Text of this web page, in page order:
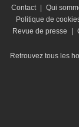
Contact Qui
Politique de
Revue de presse
Retrouvez tous les